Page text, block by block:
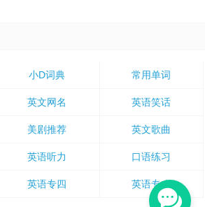
小D词典 常用单词
英文网名 英语笑话
美剧推荐 英文歌曲
英语听力 口语练习
英语专四 英语专八